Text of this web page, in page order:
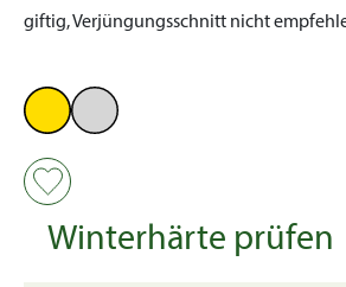
giftig, Verjüngungsschnitt nicht
Winterhärte prüfen